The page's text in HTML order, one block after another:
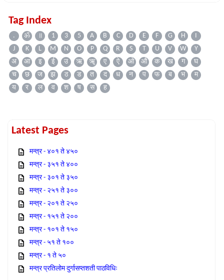
Tag Index
. ॐ ॥ 1 3 5 A B C D E F G H
I
J
K L M N O P Q R S T U V W
Y
अ
आ इ ई उ ऋ ॠ ए ऐ ओ औ क ख ग
घ
च
छ ज झ ठ ड त द ध न प फ ब भ
म
य
र ल व श ष स ह
Latest Pages
मन्त्र - ४०१ ते ४५०
मन्त्र - ३५१ ते ४००
मन्त्र - ३०१ ते ३५०
मन्त्र - २५१ ते ३००
मन्त्र - २०१ ते २५०
मन्त्र - १५१ ते २००
मन्त्र - १०१ ते १५०
मन्त्र - ५१ ते १००
मन्त्र - १ ते ५०
मन्त्र प्रतिलोम दुर्गासप्तशती पाठविधिः